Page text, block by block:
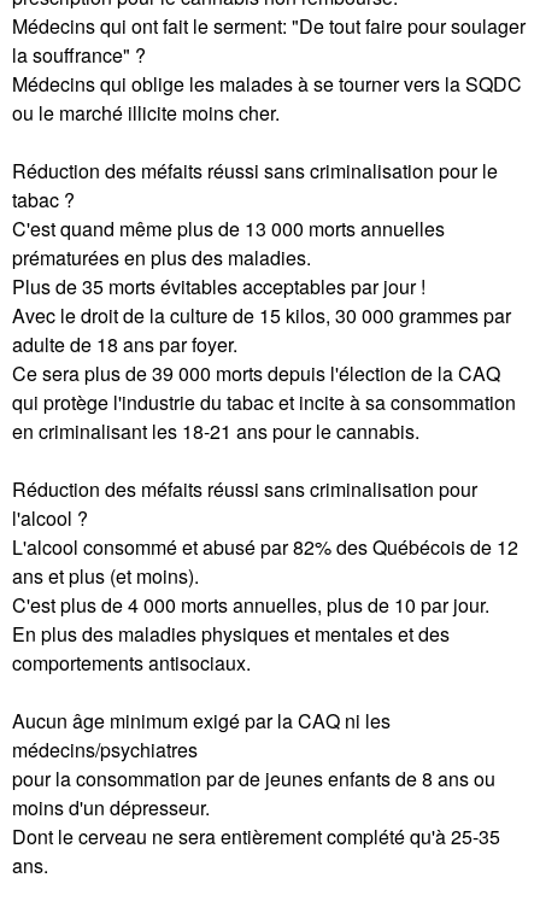
Médecins qui ont fait le serment: "De tout faire pour soulager
la souffrance" ?
Médecins qui oblige les malades à se tourner vers la SQDC
ou le marché illicite moins cher.
Réduction des méfaits réussi sans criminalisation pour le
tabac ?
C'est quand même plus de 13 000 morts annuelles
prématurées en plus des maladies.
Plus de 35 morts évitables acceptables par jour !
Avec le droit de la culture de 15 kilos, 30 000 grammes par
adulte de 18 ans par foyer.
Ce sera plus de 39 000 morts depuis l'élection de la CAQ
qui protège l'industrie du tabac et incite à sa consommation
en criminalisant les 18-21 ans pour le cannabis.
Réduction des méfaits réussi sans criminalisation pour
l'alcool ?
L'alcool consommé et abusé par 82% des Québécois de 12
ans et plus (et moins).
C'est plus de 4 000 morts annuelles, plus de 10 par jour.
En plus des maladies physiques et mentales et des
comportements antisociaux.
Aucun âge minimum exigé par la CAQ ni les
médecins/psychiatres
pour la consommation par de jeunes enfants de 8 ans ou
moins d'un dépresseur.
Dont le cerveau ne sera entièrement complété qu'à 25-35
ans.